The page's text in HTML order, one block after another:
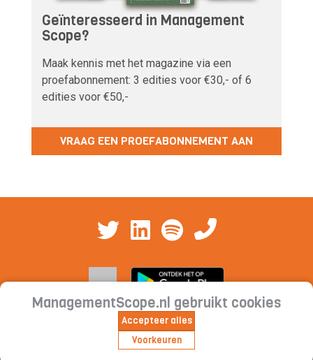
Geïnteresseerd in Management
Scope?
Maak kennis met het magazine via een
proefabonnement: 3 edities voor €30,- of 6
edities voor €50,-
VRAAG EEN PROEFABONNEMENT AAN
Cookieverklaring | Privacyverklaring |
Abonnementsvoorwaarden
ManagementScope.nl gebruikt cookies
Accepteer alles
Voorkeuren